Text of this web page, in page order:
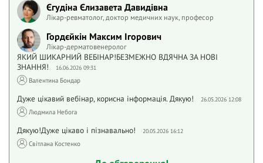
Єгудіна Єлизавета Давидівна
Лікар-ревматолог, доктор медичних наук, професор
Гордєйкін Максим Ігорович
Лікар-дерматовенеролог
ЯКИЙ ШИКАРНИЙ ВЕБІНАР!БЕЗМЕЖНО ВДЯЧНА ЗА НОВІ
ЗНАННЯ!
16.06.2026 09:31
Валентина Бондар
Дуже цікавий вебінар, корисна інформація. Дякую! 26.05.2026 12:08
Людмила Небога
Дякую!Дуже цікаво і пізнавально! 20.05.2026 16:12
Світлана Костенко